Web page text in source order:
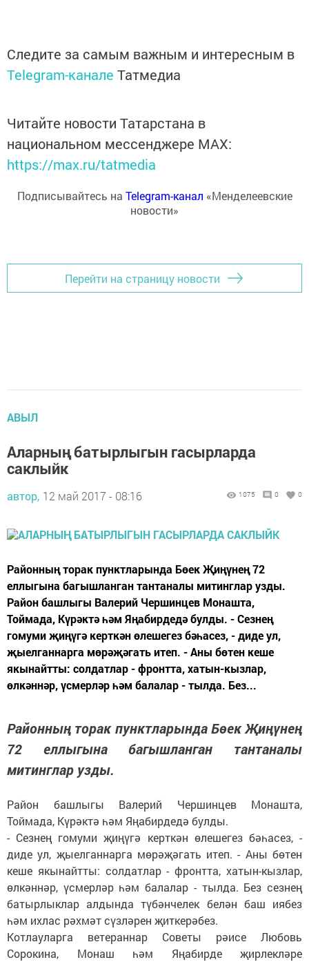
Следите за самым важным и интересным в
Telegram-канале Татмедиа
Читайте новости Татарстана в
национальном мессенджере MАХ:
https://max.ru/tatmedia
Подписывайтесь на Telegram-канал «Менделеевские
новости»
Перейти на страницу новости
АВЫЛ
Аларның батырлыгын гасырларда
саклыйк
автор, 12 май 2017 - 08:16 1075 0 0
Районның торак пунктларында Бөек Җиңүнең 72
еллыгына багышланган тантаналы митинглар узды.
Район башлыгы Валерий Чершинцев Монашта,
Тоймада, Күрәктә һәм Яңабирдедә булды. - Сезнең
гомуми җиңүгә керткән өлешегез бәһасез, - диде ул,
җыелганнарга мөрәҗәгать итеп. - Аны бөтен кеше
якынайтты: солдатлар - фронтта, хатын-кызлар,
өлкәннәр, үсмерләр һәм балалар - тылда. Без...
Районның торак пунктларында Бөек Җиңүнең
72 еллыгына багышланган тантаналы
митинглар узды.
Район башлыгы Валерий Чершинцев Монашта,
Тоймада, Күрәктә һәм Яңабирдедә булды.
- Сезнең гомуми җиңүгә керткән өлешегез бәһасез, -
диде ул, җыелганнарга мөрәҗәгать итеп. - Аны бөтен
кеше якынайтты: солдатлар - фронтта, хатын-кызлар,
өлкәннәр, үсмерләр һәм балалар - тылда. Без сезнең
батырлыклар алдында түбәнчелек белән баш иябез
һәм ихлас рәхмәт сүзләрен җиткерәбез.
Котлауларга ветераннар Советы рәисе Любовь
Сорокина, Монаш һәм Яңабирде җирлекләре